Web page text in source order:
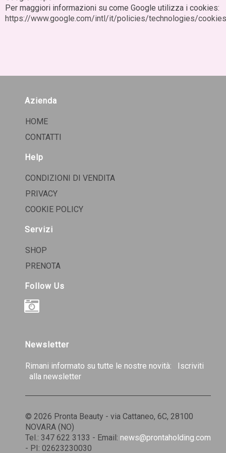
Per maggiori informazioni su come Google utilizza i cookies:
https://www.google.com/intl/it/policies/technologies/
Azienda
HOME
CONTATTI
Help
CONDIZIONI DI VENDITA
PRIVACY
COOKIE POLICY
Servizi
SHOP
PRENOTA
Follow Us
Newsletter
Rimani informato su tutte le nostre novità:
Iscriviti
alla newsletter
© 2026 Pronta Beauty - via Cattaneo, 6C, 28100
NOVARA (NO)
Tel.: 347 622 3133 - Email: news@prontaholding.com
- PI: 02623230030